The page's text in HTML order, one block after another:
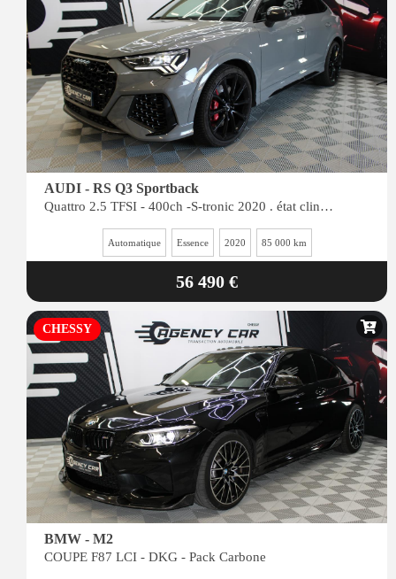
AUDI - RS Q3 Sportback
Quattro 2.5 TFSI - 400ch -S-tronic 2020 . état clinique
Automatique Essence 2020 85 000 km
56 490 €
CHESSY
BMW - M2
COUPE F87 LCI - DKG - Pack Carbone